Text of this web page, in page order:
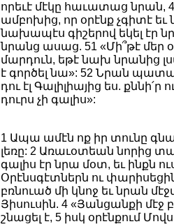
որեւէ մէկը հաւատաց նրան,
ամբոխից, որ օրէնք չգիտէ եւ
նախապէս գիշերով եկել էր
նրանց ասաց. 51 «Մի՞թէ
մարդուն, եթէ նախ նրանից
է գործել նա»: 52 Նրան
դու էլ Գալիլիայից ես.
դուրս չի գալիս»:
1 Ապա ամէն ոք իր տունը
լեռը: 2 Առաւօտեան նորից
գալիս էր նրա մօտ, եւ ինքն
Օրէնսգէտներն ու
բռնուած մի կնոջ եւ նրան
Յիսուսին. 4 «Յանցանքի մէջ
շնացել է, 5 իսկ օրէնքում